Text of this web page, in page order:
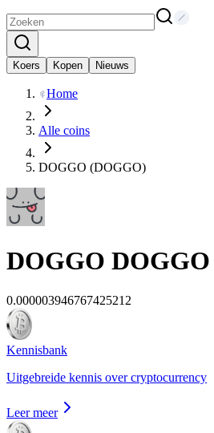
Koers Kopen Nieuws
Home
Alle coins
DOGGO (DOGGO)
DOGGO DOGGO
0.000003946767425212
Kennisbank
Uitgebreide kennis over cryptocurrency
Leer meer